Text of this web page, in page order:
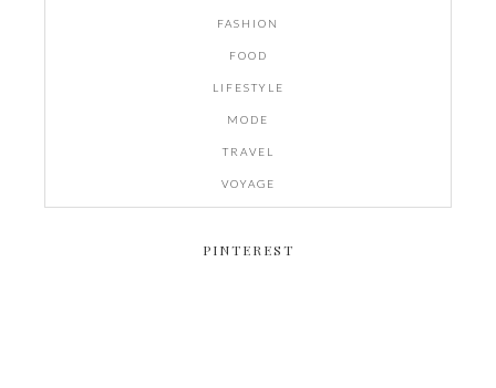
FASHION
FOOD
LIFESTYLE
MODE
TRAVEL
VOYAGE
PINTEREST